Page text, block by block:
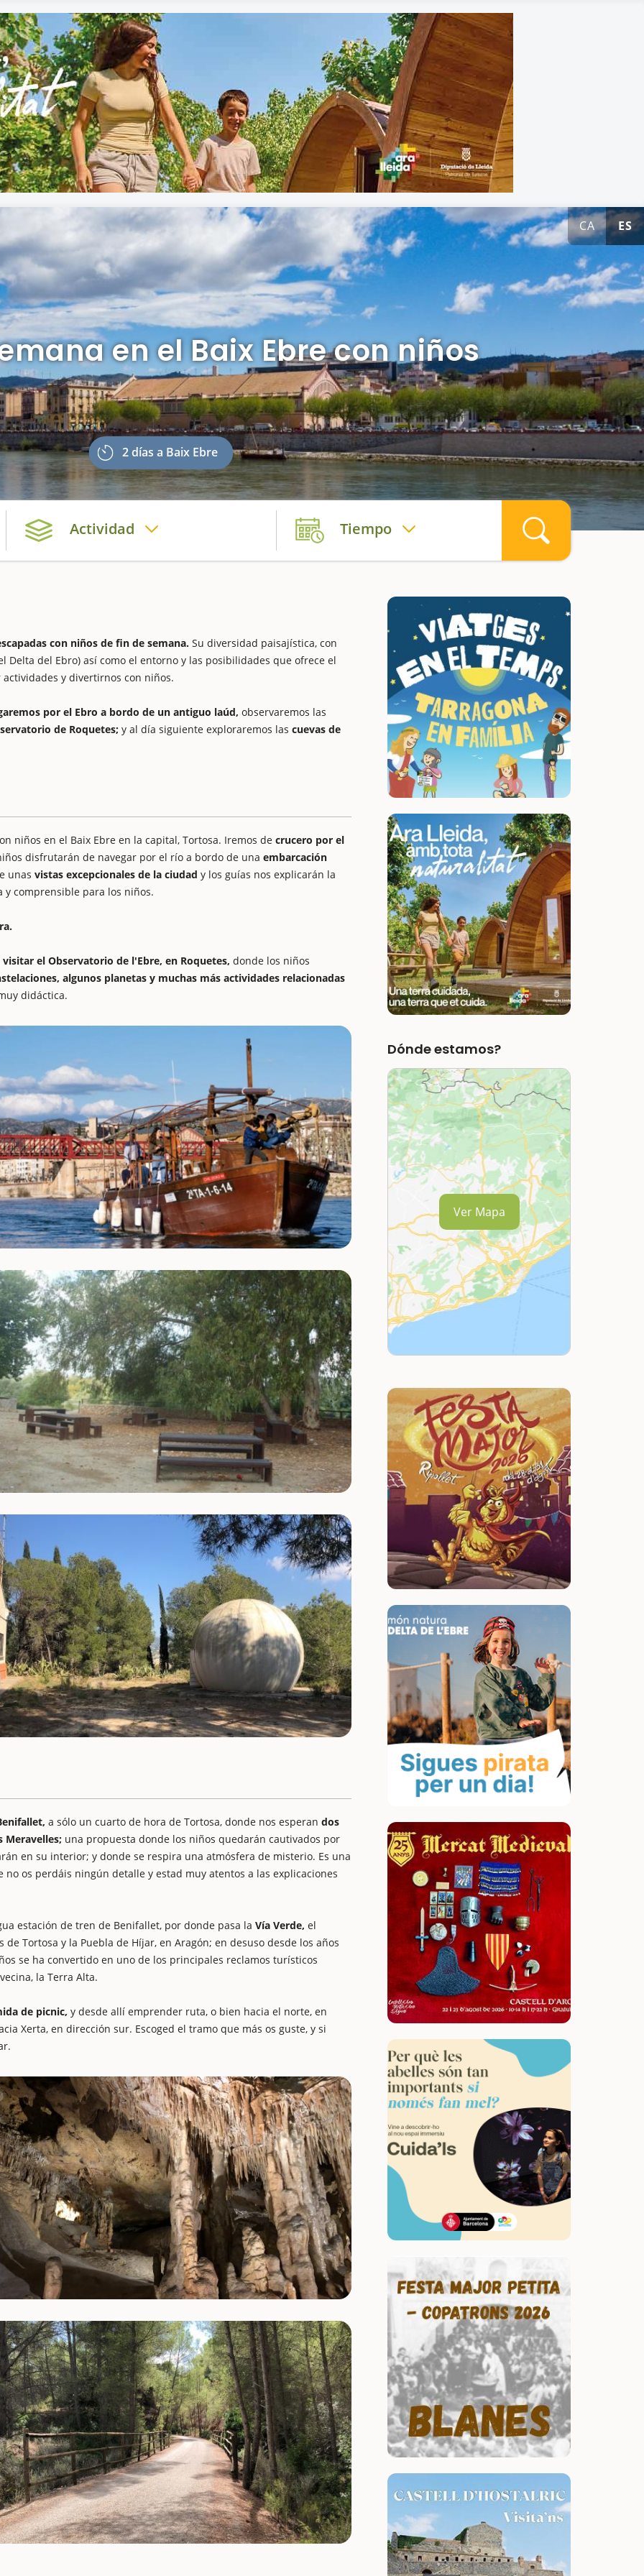
CA ES
en el Baix Ebre con niños
2 días a Baix Ebre
Actividad Tiempo
con niños de fin de semana. Su diversidad paisajística, con
Delta del Ebro) así como el entorno y las posibilidades que ofrece el
y divertirnos con niños.
por el Ebro a bordo de un antiguo laúd, observaremos las
de Roquetes; y al día siguiente exploraremos las cuevas de
niños en el Baix Ebre en la capital, Tortosa. Iremos de crucero por el
disfrutarán de navegar por el río a bordo de una embarcación
unas vistas excepcionales de la ciudad y los guías nos explicarán la
comprensible para los niños.
visitar el Observatorio de l'Ebre, en Roquetes, donde los niños
algunos planetas y muchas más actividades relacionadas
didáctica.
a sólo un cuarto de hora de Tortosa, donde nos esperan dos
Meravelles; una propuesta donde los niños quedarán cautivados por
en su interior; y donde se respira una atmósfera de misterio. Es una
os perdáis ningún detalle y estad muy atentos a las explicaciones
estación de tren de Benifallet, por donde pasa la Vía Verde, el
Tortosa y la Puebla de Híjar, en Aragón; en desuso desde los años
se ha convertido en uno de los principales reclamos turísticos
la Terra Alta.
de picnic, y desde allí emprender ruta, o bien hacia el norte, en
Xerta, en dirección sur. Escoged el tramo que más os guste, y si
Dónde estamos?
Ver Mapa